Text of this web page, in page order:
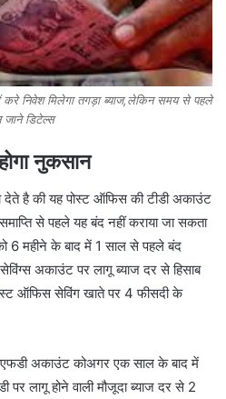
निवेश मिलेगा तगड़ा ब्याज,लेकिन समय से पहले
जाने डिटेल्स
नुकसान
है की यह पोस्ट ऑफिस की टीडी अकाउंट
से पहले यह बंद नहीं कराया जा सकता
महीने के बाद में 1 साल से पहले बंद
अकाउंट पर लागू ब्याज दर से हिसाब
ऑफिस सेविंग खाते पर 4 फीसदी के
अकाउंट कोअगर एक साल के बाद में
पर लागू होने वाली मौजूदा ब्याज दर से 2